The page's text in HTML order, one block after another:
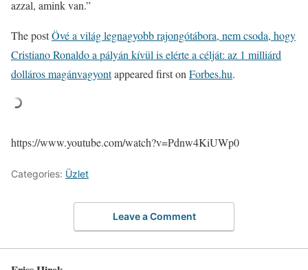
azzal, amink van.”
The postÖvé a világ legnagyobb rajongótábora, nem csoda, hogy
Cristiano Ronaldo a pályán kívül is elérte a célját: az 1 milliárd
dolláros magánvagyontappeared first on Forbes.hu.
https://www.youtube.com/watch?v=Pdnw4KiUWp0
Categories: Üzlet
Leave a Comment